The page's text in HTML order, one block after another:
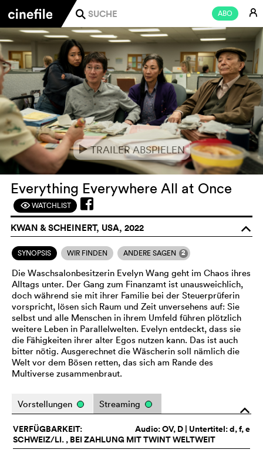
ABO E
j
eTRAILER ABSPIELEN
Everything Everywhere All at Once
FWATCHLIST
KWAN & SCHEINERT, USA, 2022 o
SYNOPSIS WIR FINDEN ANDERE SAGEN 2
Die Waschsalonbesitzerin Evelyn Wang geht im Chaos ihres
Alltags unter. Der Gang zum Finanzamt ist unausweichlich,
doch während sie mit ihrer Familie bei der Steuerprüferin
vorspricht, lösen sich Raum und Zeit unversehens auf: Sie
selbst und alle Menschen in ihrem Umfeld führen plötzlich
weitere Leben in Parallelwelten. Evelyn entdeckt, dass sie
die Fähigkeiten ihrer alter Egos nutzen kann. Das ist auch
bitter nötig. Ausgerechnet die Wäscherin soll nämlich die
Welt vor dem Bösen retten, das sich am Rande des
Multiverse zusammenbraut.
o
Vorstellungen Streaming
Audio:OV, D | Untertitel: d, f, e
VERFÜGBARKEIT:
SCHWEIZ/LI. , BEI ZAHLUNG MIT TWINT WELTWEIT